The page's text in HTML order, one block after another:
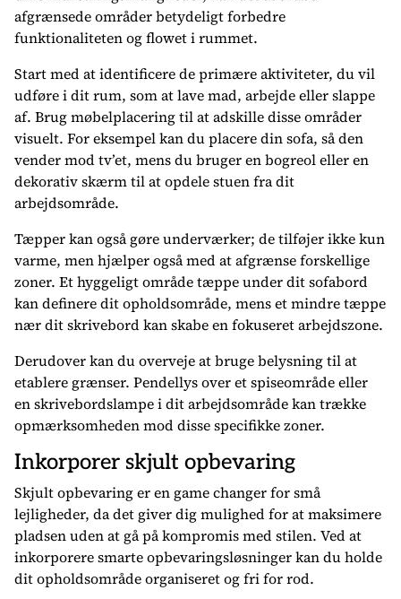
afgrænsede områder betydeligt forbedre
funktionaliteten og flowet i rummet.
Start med at identificere de primære aktiviteter, du vil
udføre i dit rum, som at lave mad, arbejde eller slappe
af. Brug møbelplacering til at adskille disse områder
visuelt. For eksempel kan du placere din sofa, så den
vender mod tv’et, mens du bruger en bogreol eller en
dekorativ skærm til at opdele stuen fra dit
arbejdsområde.
Tæpper kan også gøre underværker; de tilføjer ikke kun
varme, men hjælper også med at afgrænse forskellige
zoner. Et hyggeligt område tæppe under dit sofabord
kan definere dit opholdsområde, mens et mindre tæppe
nær dit skrivebord kan skabe en fokuseret arbejdszone.
Derudover kan du overveje at bruge belysning til at
etablere grænser. Pendellys over et spiseområde eller
en skrivebordslampe i dit arbejdsområde kan trække
opmærksomheden mod disse specifikke zoner.
Inkorporer skjult opbevaring
Skjult opbevaring er en game changer for små
lejligheder, da det giver dig mulighed for at maksimere
pladsen uden at gå på kompromis med stilen. Ved at
inkorporere smarte opbevaringsløsninger kan du holde
dit opholdsområde organiseret og fri for rod.